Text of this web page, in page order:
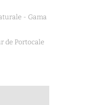
- Gama
de Portocale